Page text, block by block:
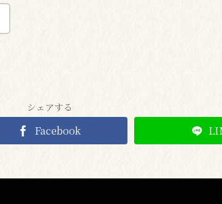
シェアする
Facebook